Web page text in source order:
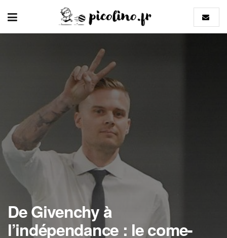
De Givenchy à
l’indépendance : le come-